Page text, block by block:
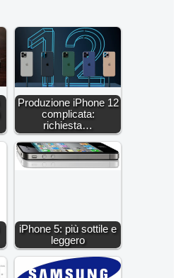
Produzione iPhone 12
complicata:
richiesta…
iPhone 5: più sottile e
leggero